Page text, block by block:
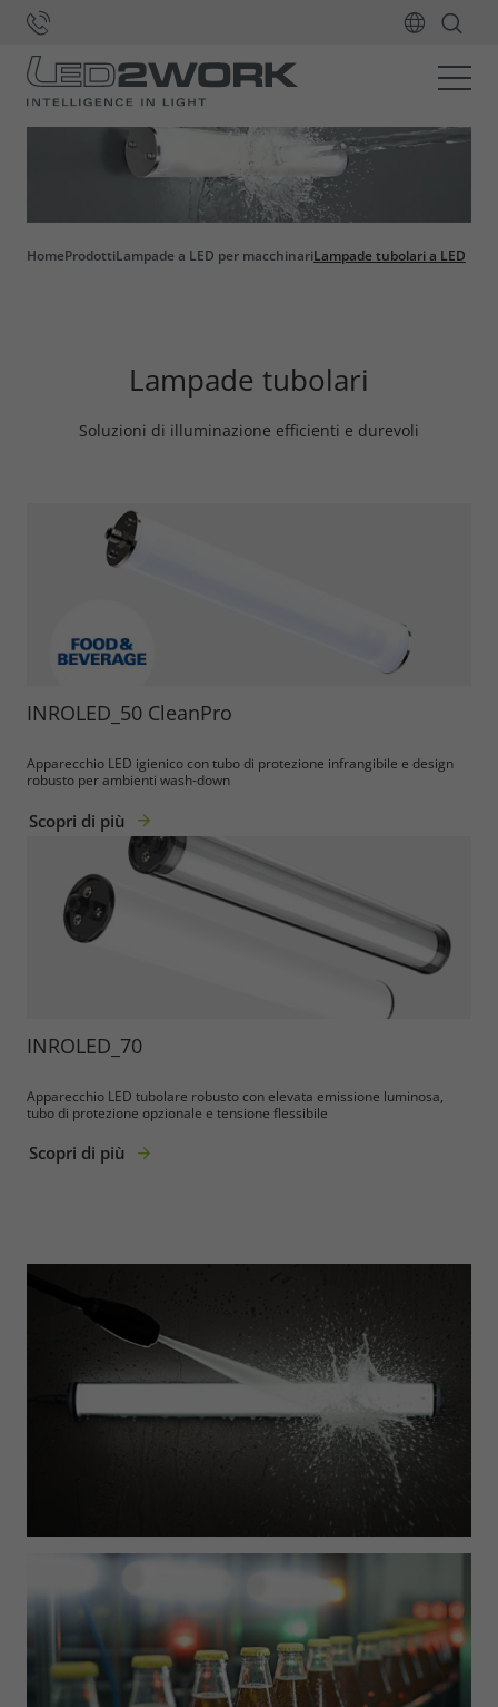
HomeProdottiLampade a LED per macchinariLampade tubolari a LED
Lampade tubolari
Soluzioni di illuminazione efficienti e durevoli
INROLED_50 CleanPro
Apparecchio LED igienico con tubo di protezione infrangibile e design
robusto per ambienti wash-down
Scopri di più
INROLED_70
Apparecchio LED tubolare robusto con elevata emissione luminosa,
tubo di protezione opzionale e tensione flessibile
Scopri di più
Marketing
Refuse
Legal notice Privacy policy